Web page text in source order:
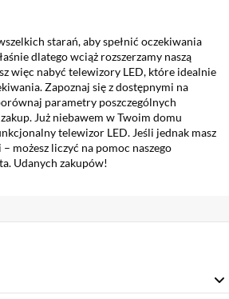
starań, aby spełnić oczekiwania
dlatego wciąż rozszerzamy naszą
więc nabyć telewizory LED, które idealnie
Zapoznaj się z dostępnymi na
parametry poszczególnych
Już niebawem w Twoim domu
telewizor LED. Jeśli jednak masz
możesz liczyć na pomoc naszego
Udanych zakupów!